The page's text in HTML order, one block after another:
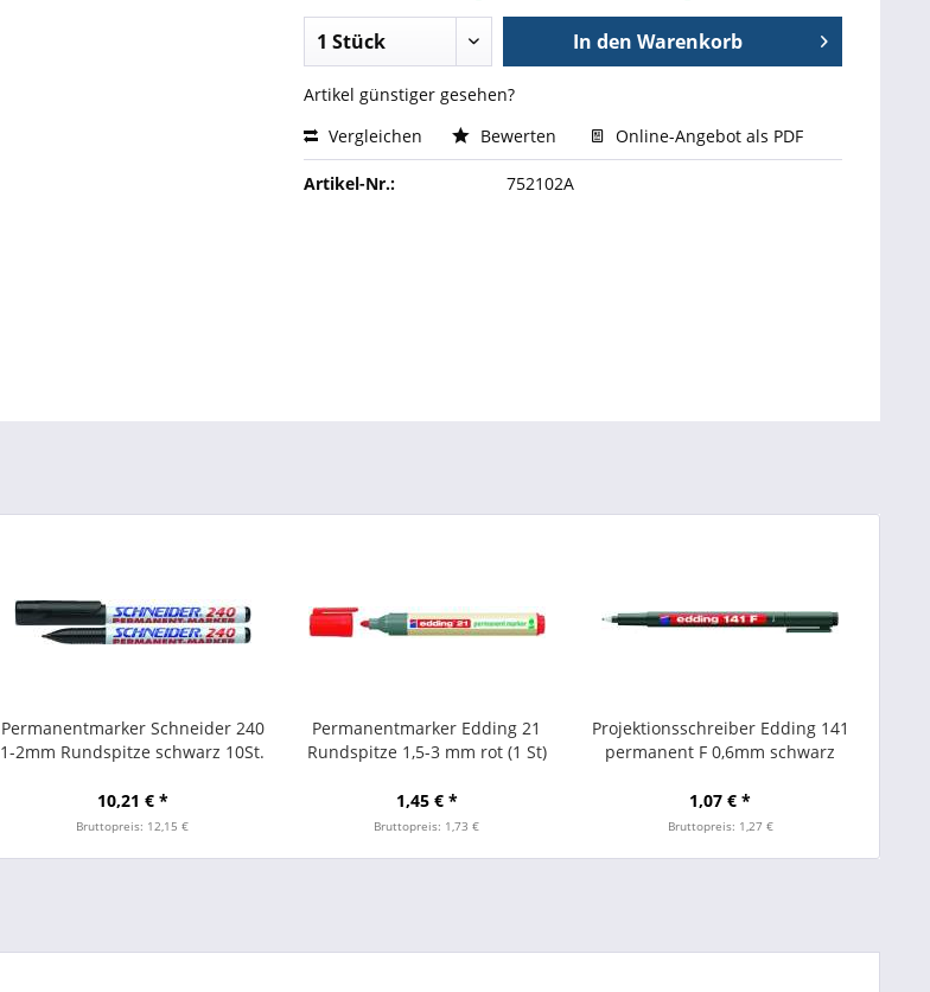
In den Warenkorb
Artikel günstiger gesehen?
Vergleichen
Bewerten Online-Angebot als PDF
Artikel-Nr.: 752102A
Permanentmarker Schneider 240
1-2mm Rundspitze schwarz 10St.
10,21 € *
Bruttopreis: 12,15 €
Permanentmarker Edding 21
Rundspitze 1,5-3 mm rot (1 St)
1,45 € *
Bruttopreis: 1,73 €
Projektionsschreiber Edding 141
permanent F 0,6mm schwarz
1,07 € *
Bruttopreis: 1,27 €